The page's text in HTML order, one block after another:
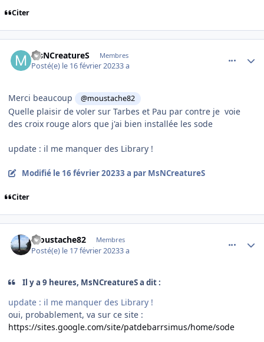
Citer
MsNCreatureS Membres
Posté(e) le 16 février 20233 a
Merci beaucoup @moustache82
Quelle plaisir de voler sur Tarbes et Pau par contre je voie
des croix rouge alors que j'ai bien installée les sode
update : il me manquer des Library !
Modifié le 16 février 20233 a par MsNCreatureS
Citer
moustache82 Membres
Posté(e) le 17 février 20233 a
Il y a 9 heures, MsNCreatureS a dit :
update : il me manquer des Library !
oui, probablement, va sur ce site :
https://sites.google.com/site/patdebarrsimus/home/sode